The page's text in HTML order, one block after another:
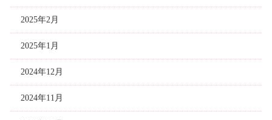
2025年2月
2025年1月
2024年12月
2024年11月